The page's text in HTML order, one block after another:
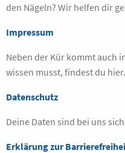
den Nägeln? Wir helfen dir
Impressum
Neben der Kür kommt auch
wissen musst, findest du hier.
Datenschutz
Deine Daten sind bei uns
Erklärung zur